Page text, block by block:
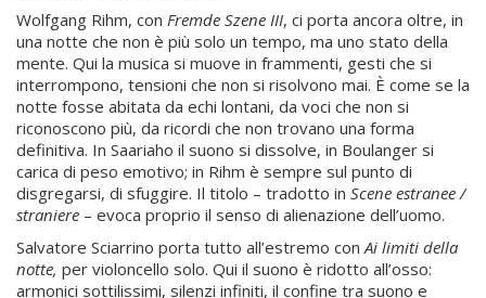
Wolfgang Rihm, con Fremde Szene III, ci porta ancora oltre, in
una notte che non è più solo un tempo, ma uno stato della
mente. Qui la musica si muove in frammenti, gesti che si
interrompono, tensioni che non si risolvono mai. È come se la
notte fosse abitata da echi lontani, da voci che non si
riconoscono più, da ricordi che non trovano una forma
definitiva. In Saariaho il suono si dissolve, in Boulanger si
carica di peso emotivo; in Rihm è sempre sul punto di
disgregarsi, di sfuggire. Il titolo – tradotto in Scene estranee /
straniere – evoca proprio il senso di alienazione dell’uomo.
Salvatore Sciarrino porta tutto all’estremo conAi limiti della
notte, per violoncello solo. Qui il suono è ridotto all’osso:
armonici sottilissimi, silenzi infiniti, il confine tra suono e